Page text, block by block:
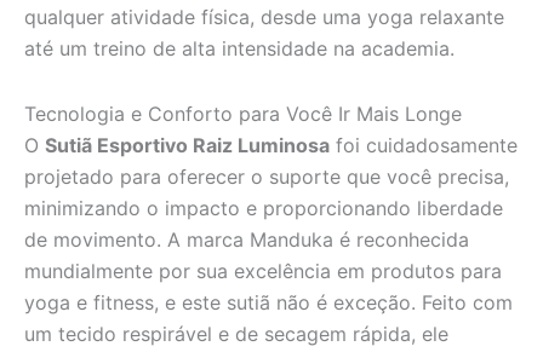
qualquer atividade física, desde uma yoga relaxante
até um treino de alta intensidade na academia.
Tecnologia e Conforto para Você Ir Mais Longe
O Sutiã Esportivo Raiz Luminosa foi cuidadosamente
projetado para oferecer o suporte que você precisa,
minimizando o impacto e proporcionando liberdade
de movimento. A marca Manduka é reconhecida
mundialmente por sua excelência em produtos para
yoga e fitness, e este sutiã não é exceção. Feito com
um tecido respirável e de secagem rápida, ele